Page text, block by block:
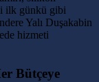
ilk günkü gibi
Yalı Duşakabin
hizmeti
Bütçeye